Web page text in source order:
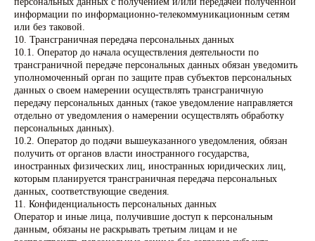
информации по информационно-телекоммуникационным сетям
или без таковой.
10. Трансграничная передача персональных данных
10.1. Оператор до начала осуществления деятельности по
трансграничной передаче персональных данных обязан уведомить
уполномоченный орган по защите прав субъектов персональных
данных о своем намерении осуществлять трансграничную
передачу персональных данных (такое уведомление направляется
отдельно от уведомления о намерении осуществлять обработку
персональных данных).
10.2. Оператор до подачи вышеуказанного уведомления, обязан
получить от органов власти иностранного государства,
иностранных физических лиц, иностранных юридических лиц,
которым планируется трансграничная передача персональных
данных, соответствующие сведения.
11. Конфиденциальность персональных данных
Оператор и иные лица, получившие доступ к персональным
данным, обязаны не раскрывать третьим лицам и не